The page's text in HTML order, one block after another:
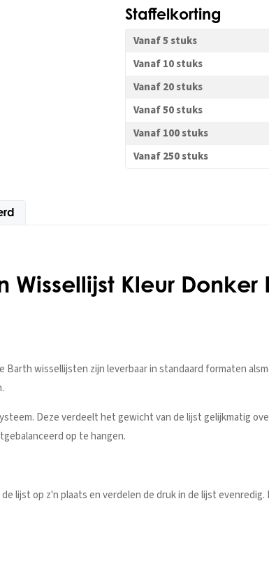
Staffelkorting
Vanaf 5 stuks
Vanaf 10 stuks
Vanaf 20 stuks
Vanaf 50 stuks
Vanaf 100 stuks
Vanaf 250 stuks
Wissellijst Kleur Donker
wissellijsten zijn leverbaar in standaard formaten
Deze verdeelt het gewicht van de lijst gelijkmatig
op te hangen.
lijst op z'n plaats en verdelen de druk in de lijst